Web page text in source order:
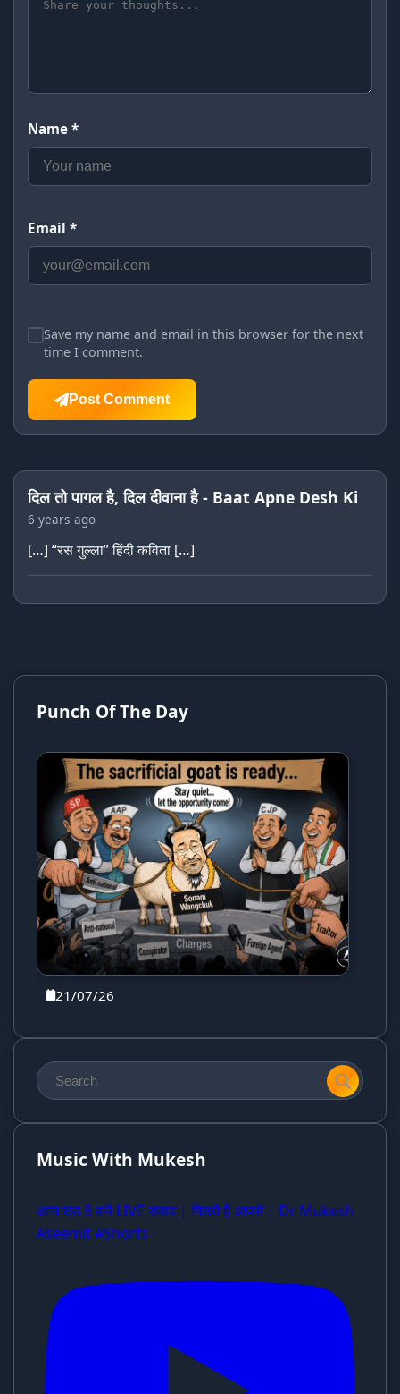
Name *
Email *
Save my name and email in this browser for the next
time I comment.
Post Comment
दिल तो पागल है, दिल दीवाना है - Baat Apne Desh Ki
6 years ago
[…] “रस गुल्ला” हिंदी कविता […]
Punch Of The Day
21/07/26
Music With Mukesh
आज रात 8 बजे LIVE संवाद | मिलते हैं आपसे | Dr Mukesh
Aseemit #Shorts